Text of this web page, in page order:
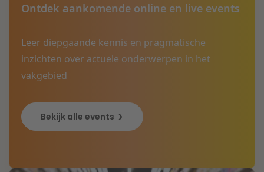
Ontdek aankomende online en live events
Leer diepgaande kennis en pragmatische
inzichten over actuele onderwerpen in het
vakgebied
Bekijk alle events